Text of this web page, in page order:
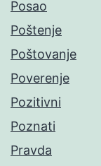
Posao
Poštenje
Poštovanje
Poverenje
Pozitivni
Poznati
Pravda